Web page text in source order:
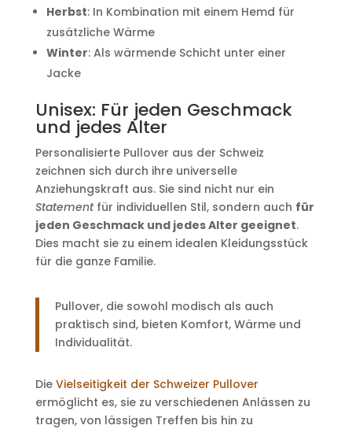
Herbst: In Kombination mit einem Hemd für
zusätzliche Wärme
Winter: Als wärmende Schicht unter einer
Jacke
Unisex: Für jeden Geschmack
und jedes Alter
Personalisierte Pullover aus der Schweiz
zeichnen sich durch ihre universelle
Anziehungskraft aus. Sie sind nicht nur ein
Statementfür individuellen Stil, sondern auch für
jeden Geschmack und jedes Alter geeignet.
Dies macht sie zu einem idealen Kleidungsstück
für die ganze Familie.
Pullover, die sowohl modisch als auch
praktisch sind, bieten Komfort, Wärme und
Individualität.
Die Vielseitigkeit der Schweizer Pullover
ermöglicht es, sie zu verschiedenen Anlässen zu
tragen, von lässigen Treffen bis hin zu